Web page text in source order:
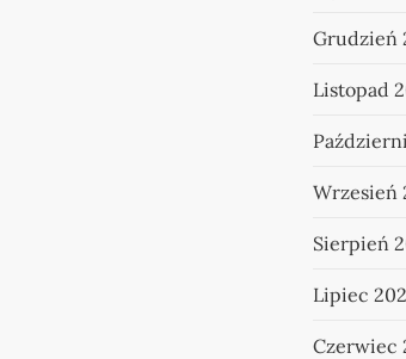
Grudzień
Listopad
Wrzesień
Sierpień
Lipiec
Czerwiec